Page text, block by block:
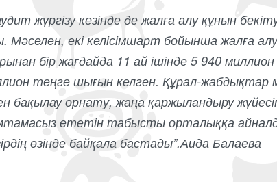
жүргізу кезінде де жалға алу құнын
екі келісімшарт бойынша жалға
бір жағдайда 11 ай ішінде 5 940
теңге шығын келген. Құрал-
бақылау орнату, жаңа қаржыландыру
ететін табысты орталыққа
өзінде байқала бастады”.Аида Балаева